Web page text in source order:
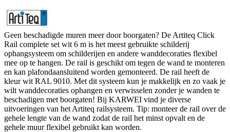
Geen beschadigde muren meer door boorgaten? De Artiteq Click
Rail complete set wit 6 m is het meest gebruikte schilderij
ophangsysteem om schilderijen en andere wanddecoraties flexibel
mee op te hangen. De rail is geschikt om tegen de wand te monteren
en kan plafondaansluitend worden gemonteerd. De rail heeft de
kleur wit RAL 9010. Met dit systeem kun je makkelijk en zo vaak je
wilt wanddecoraties ophangen en verwisselen zonder je wanden te
beschadigen met boorgaten! Bij KARWEI vind je diverse
uitvoeringen van het Artiteq railsysteem. Tip: monteer de rail over de
gehele lengte van de wand zodat de rail het minst opvalt en de
gehele muur flexibel gebruikt kan worden.